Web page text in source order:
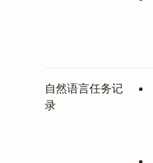
自然语言任务记
录